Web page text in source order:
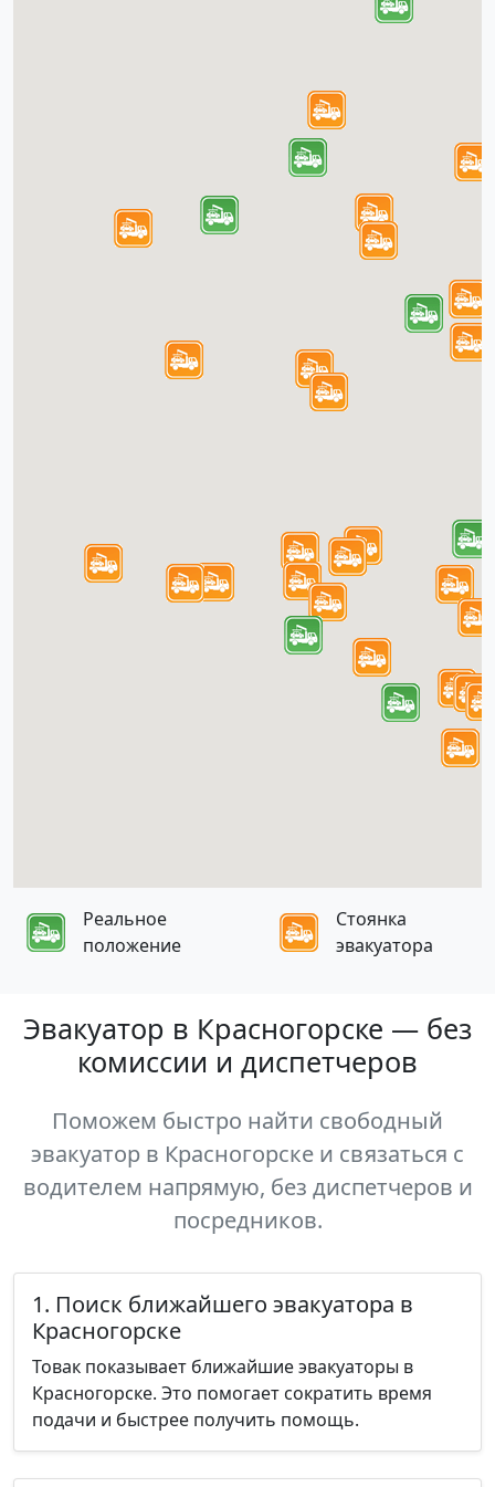
Реальное
положение
Стоянка
эвакуатора
Эвакуатор в Красногорске — без
комиссии и диспетчеров
Поможем быстро найти свободный
эвакуатор в Красногорске и связаться с
водителем напрямую, без диспетчеров и
посредников.
1. Поиск ближайшего эвакуатора в
Красногорске
Товак показывает ближайшие эвакуаторы в
Красногорске. Это помогает сократить время
подачи и быстрее получить помощь.